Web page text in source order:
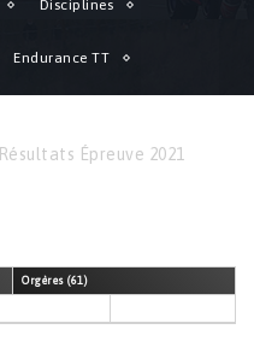
Disciplines
Endurance TT
Résultats Épreuve 2021
Orgères (61)